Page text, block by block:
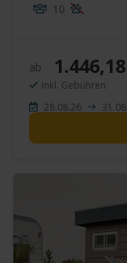
10
ab
inkl. Gebühren
28.08.26